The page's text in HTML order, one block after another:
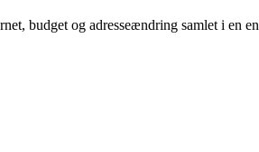
budget og adresseændring samlet i en